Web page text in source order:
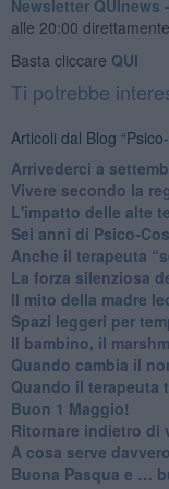
Newsletter QUInews
alle 20:00
Basta cliccare QUI
Ti potrebbe
Articoli dal Blog
​Arrivederci a
​Vivere secondo la
​L'impatto delle alte
Sei anni di Psico-
​Anche il terapeuta
​La forza silenziosa
​Il mito della madre
Spazi leggeri per
Il bambino, il
​Quando cambia il
​Quando il terapeuta
​Buon 1 Maggio!
Ritornare indietro di
​A cosa serve
​Buona Pasqua e …